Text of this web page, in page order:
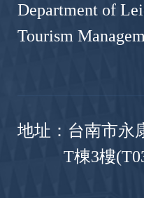
Department of
Tourism
地址：台南市永
T棟3樓